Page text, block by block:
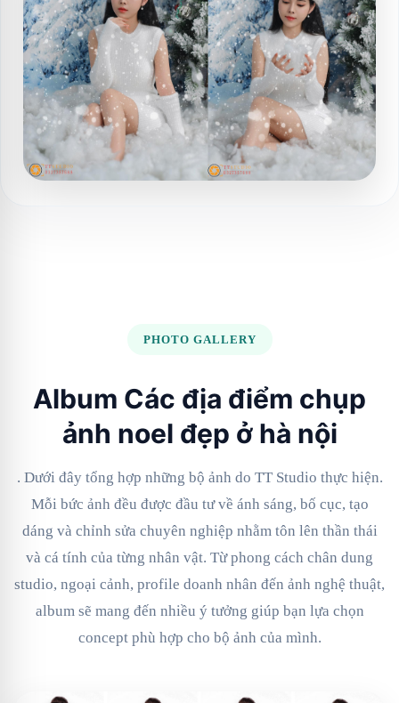
PHOTO GALLERY
Album Các địa điểm chụp
ảnh noel đẹp ở hà nội
. Dưới đây tổng hợp những bộ ảnh do TT Studio thực hiện.
Mỗi bức ảnh đều được đầu tư về ánh sáng, bố cục, tạo
dáng và chỉnh sửa chuyên nghiệp nhằm tôn lên thần thái
và cá tính của từng nhân vật. Từ phong cách chân dung
studio, ngoại cảnh, profile doanh nhân đến ảnh nghệ thuật,
album sẽ mang đến nhiều ý tưởng giúp bạn lựa chọn
concept phù hợp cho bộ ảnh của mình.